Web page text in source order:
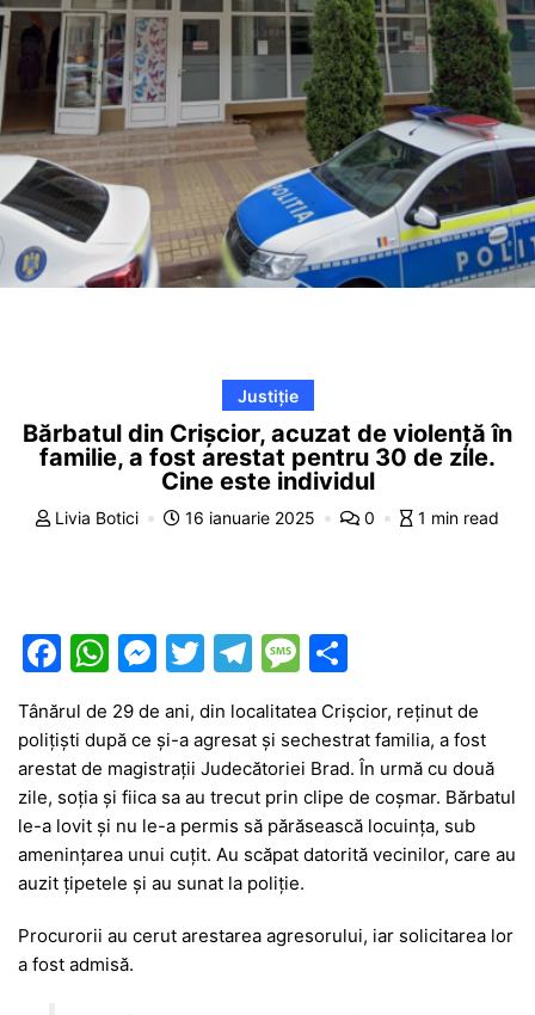
Justiție
Bărbatul din Crișcior, acuzat de violență în
familie, a fost arestat pentru 30 de zile.
Cine este individul
Livia Botici 16 ianuarie 2025 0 1 min read
F
c
e
b
o
o
k
W
at
s
A
p
p
M
s
s
e
n
g
er
T
w
itt
er
T
el
e
gr
a
m
M
s
s
a
g
e
ar
ta
je
a
z
Tânărul de 29 de ani, din localitatea Crișcior, reținut de
polițiști după ce și-a agresat și sechestrat familia, a fost
arestat de magistrații Judecătoriei Brad. În urmă cu două
zile, soția și fiica sa au trecut prin clipe de coșmar. Bărbatul
le-a lovit și nu le-a permis să părăsească locuința, sub
amenințarea unui cuțit. Au scăpat datorită vecinilor, care au
auzit țipetele și au sunat la poliție.
Procurorii au cerut arestarea agresorului, iar solicitarea lor
a fost admisă.